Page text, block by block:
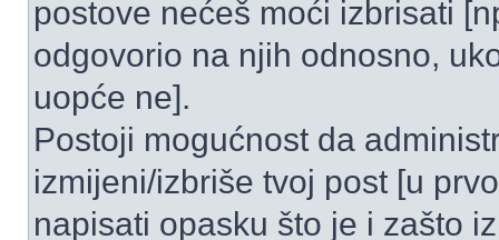
postove nećeš moći izbrisati
odgovorio na njih odnosno,
uopće ne].
Postoji mogućnost da
izmijeni/izbriše tvoj post [u
napisati opasku što je i zašto